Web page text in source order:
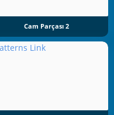
Cam Parçası 2